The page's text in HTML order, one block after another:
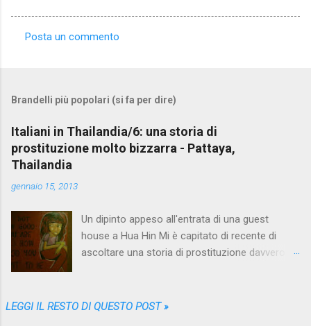
e
n
t
i
Posta un commento
Brandelli più popolari (si fa per dire)
Italiani in Thailandia/6: una storia di
prostituzione molto bizzarra - Pattaya,
Thailandia
gennaio 15, 2013
Un dipinto appeso all'entrata di una guest
house a Hua Hin Mi è capitato di recente di
ascoltare una storia di prostituzione davvero
genere, che nei vari mesi trascorsi lì me ne ha
LEGGI IL RESTO DI QUESTO POST »